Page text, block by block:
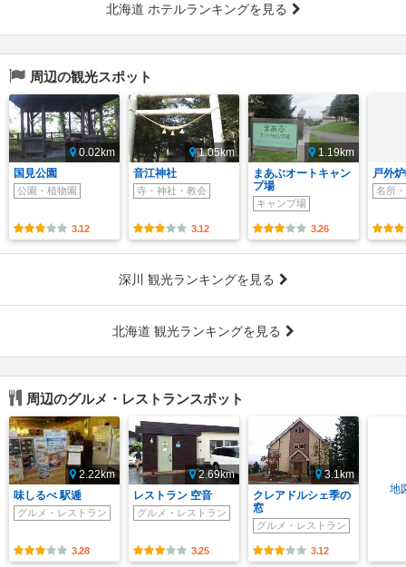
北海道 ホテルランキングを見る
周辺の観光スポット
0.02km
国見公園
公園・植物園
3.12
1.05km
音江神社
寺・神社・教会
3.12
1.19km
まあぶオートキャン
プ場
キャンプ場
3.26
戸外
名所
深川 観光ランキングを見る
北海道 観光ランキングを見る
周辺のグルメ・レストランスポット
2.22km
味しるべ 駅逓
グルメ・レストラン
3.28
2.69km
レストラン 空音
グルメ・レストラン
3.25
3.1km
クレアドルシェ季の
窓
グルメ・レストラン
3.12
地